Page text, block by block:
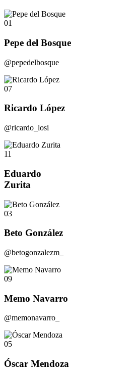
01
Pepe del Bosque
@pepedelbosque
07
Ricardo López
@ricardo_losi
11
Eduardo
Zurita
03
Beto González
@betogonzalezm_
09
Memo Navarro
@memonavarro_
05
Óscar Mendoza